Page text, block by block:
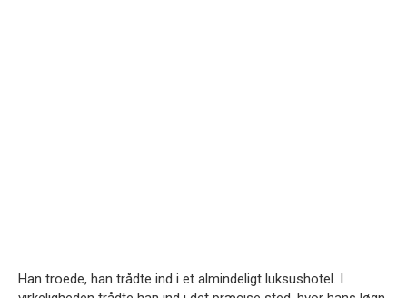
Han troede, han trådte ind i et almindeligt luksushotel. I